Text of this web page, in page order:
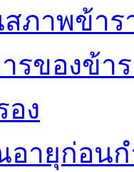
สภาพข้า
รของข้า
อง
อายุก่อน